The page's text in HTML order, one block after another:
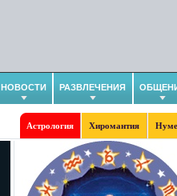
НОВОСТИ РАЗВЛЕЧЕНИЯ
Астрология Хиромантия